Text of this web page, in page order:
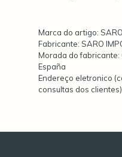
Marca do artigo: SARO
Fabricante: SARO
Morada do
España
Endereço eletronico
consultas dos